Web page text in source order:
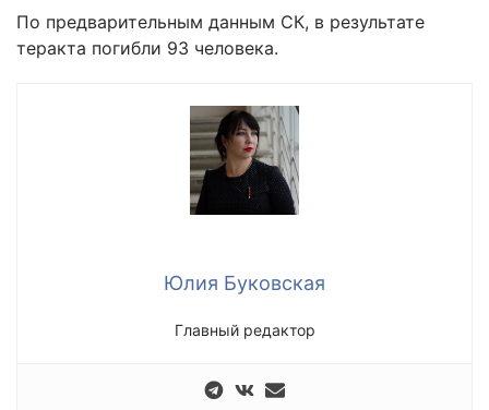
По предварительным данным СК, в результате
теракта погибли 93 человека.
Юлия Буковская
Главный редактор